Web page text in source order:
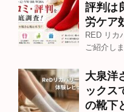
評判は
労ケア
RED リカ
ご紹介しま
大泉洋
ックス
の靴下